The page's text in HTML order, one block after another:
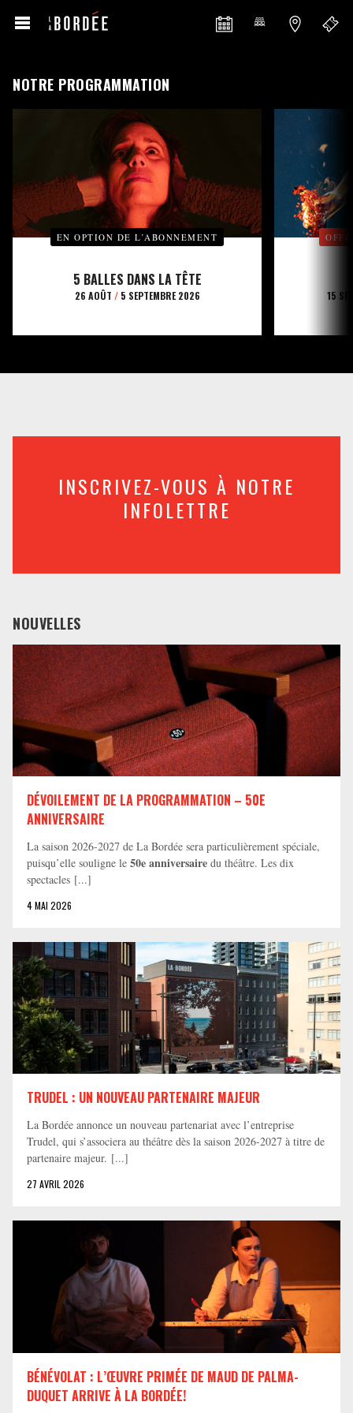
NOTRE PROGRAMMATION
EN OPTION DE L’ABONNEMENT
5 BALLES DANS LA TÊTE
26 AOÛT /5 SEPTEMBRE 2026 15
INSCRIVEZ-VOUS À NOTRE
INFOLETTRE
NOUVELLES
DÉVOILEMENT DE LA PROGRAMMATION – 50E
ANNIVERSAIRE
La saison 2026-2027 de La Bordée sera particulièrement spéciale,
puisqu’elle souligne le 50e anniversaire du théâtre. Les dix
spectacles [...]
4 MAI 2026
TRUDEL : UN NOUVEAU PARTENAIRE MAJEUR
La Bordée annonce un nouveau partenariat avec l’entreprise
Trudel, qui s’associera au théâtre dès la saison 2026-2027 à titre de
partenaire majeur. [...]
27 AVRIL 2026
BÉNÉVOLAT : L’ŒUVRE PRIMÉE DE MAUD DE PALMA-
DUQUET ARRIVE À LA BORDÉE!